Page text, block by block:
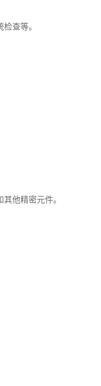
查等。
他精密元件。